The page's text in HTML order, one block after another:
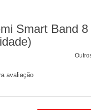
Smart Band
avaliação